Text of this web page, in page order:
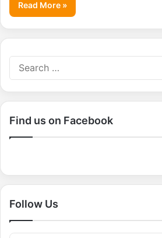
Read More »
Find us on Facebook
Follow Us